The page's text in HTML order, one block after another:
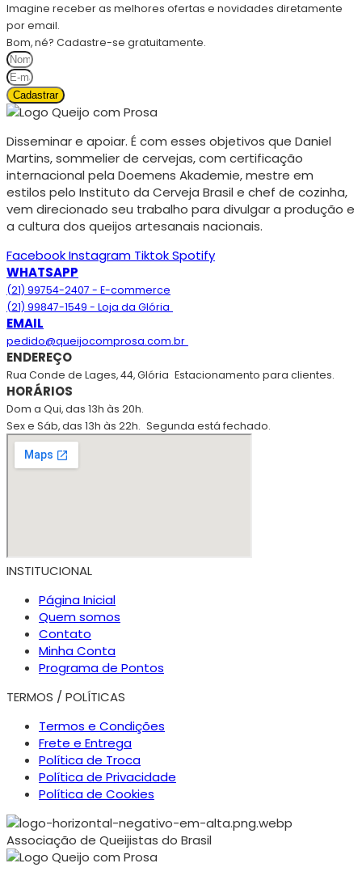
Imagine receber as melhores ofertas e novidades diretamente
por email.
Bom, né? Cadastre-se gratuitamente.
Cadastrar
Disseminar e apoiar. É com esses objetivos que Daniel
Martins, sommelier de cervejas, com certificação
internacional pela Doemens Akademie, mestre em
estilos pelo Instituto da Cerveja Brasil e chef de cozinha,
vem direcionado seu trabalho para divulgar a produção e
a cultura dos queijos artesanais nacionais.
FacebookInstagram TiktokSpotify
WHATSAPP
(21) 99754-2407 - E-commerce
(21) 99847-1549 - Loja da Glória
EMAIL
pedido@queijocomprosa.com.br
ENDEREÇO
Rua Conde de Lages, 44, Glória Estacionamento para clientes.
HORÁRIOS
Dom a Qui, das 13h às 20h.
Sex e Sáb, das 13h às 22h. Segunda está fechado.
INSTITUCIONAL
Página Inicial
Quem somos
Contato
Minha Conta
Programa de Pontos
TERMOS / POLÍTICAS
Termos e Condições
Frete e Entrega
Política de Troca
Política de Privacidade
Política de Cookies
Associação de Queijistas do Brasil